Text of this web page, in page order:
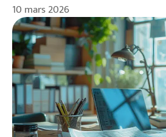
10 mars 2026